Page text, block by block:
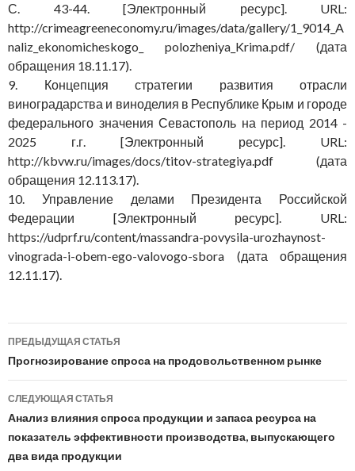
С. 43-44. [Электронный ресурс]. URL:
http://crimeagreeneconomy.ru/images/data/gallery/1_9014_A
naliz_ekonomicheskogo_ polozheniya_Krima.pdf/ (дата
обращения 18.11.17).
9. Концепция стратегии развития отрасли
виноградарства и виноделия в Республике Крым и городе
федерального значения Севастополь на период 2014 -
2025 г.г. [Электронный ресурс]. URL:
http://kbvw.ru/images/docs/titov-strategiya.pdf (дата
обращения 12.113.17).
10. Управление делами Президента Российской
Федерации [Электронный ресурс]. URL:
https://udprf.ru/content/massandra-povysila-urozhaynost-
vinograda-i-obem-ego-valovogo-sbora (дата обращения
12.11.17).
Навигация
по
записям
ПРЕДЫДУЩАЯ СТАТЬЯ
Прогнозирование спроса на продовольственном рынке
СЛЕДУЮЩАЯ СТАТЬЯ
Анализ влияния спроса продукции и запаса ресурса на
показатель эффективности производства, выпускающего
два вида продукции